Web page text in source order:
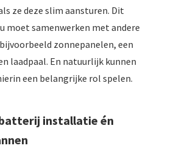
ze deze slim aansturen. Dit
moet samenwerken met andere
zonnepanelen, een
laadpaal. En natuurlijk kunnen
een belangrijke rol spelen.
installatie én